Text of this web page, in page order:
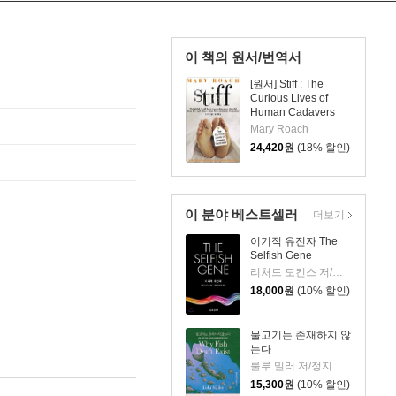
이 책의 원서/번역서
[원서] Stiff : The
Curious Lives of
Human Cadavers
Mary Roach
24,420원 (18% 할인)
이 분야 베스트셀러
이기적 유전자 The
Selfish Gene
18,000원 (10% 할인)
물고기는 존재하지 않
는다
룰루 밀러 저/정지인 역
15,300원 (10% 할인)
더보기